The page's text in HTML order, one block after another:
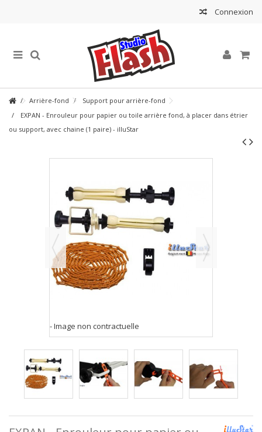
Connexion
Arrière-fond
Support pour arrière-fond
EXPAN - Enrouleur pour papier ou toile arrière fond, à placer dans étrier
ou support, avec chaine (1 paire) - illuStar
- Image non contractuelle